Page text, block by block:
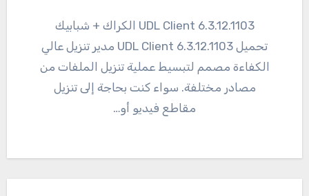
UDL Client 6.3.12.1103 الكراك + شبابيك
تحميل UDL Client 6.3.12.1103 مدير تنزيل عالي
الكفاءة مصمم لتبسيط عملية تنزيل الملفات من
مصادر مختلفة. سواء كنت بحاجة إلى تنزيل
مقاطع فيديو أو…